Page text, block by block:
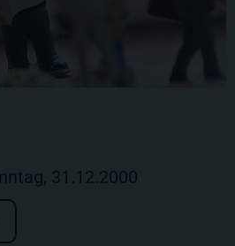
31.12.2000